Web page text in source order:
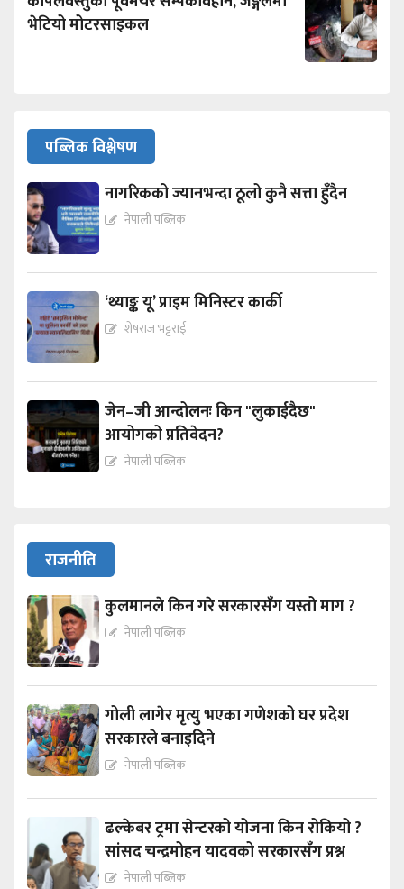
भेटियो मोटरसाइकल
पब्लिक विश्लेषण
नागरिकको ज्यानभन्दा ठूलो कुनै सत्ता हुँदैन
नेपाली पब्लिक
‘थ्याङ्क यू’ प्राइम मिनिस्टर कार्की
शेषराज भट्टराई
जेन–जी आन्दोलनः किन "लुकाईदैछ"
आयोगको प्रतिवेदन?
नेपाली पब्लिक
राजनीति
कुलमानले किन गरे सरकारसँग यस्तो माग ?
नेपाली पब्लिक
गोली लागेर मृत्यु भएका गणेशको घर प्रदेश
सरकारले बनाइदिने
नेपाली पब्लिक
ढल्केबर ट्रमा सेन्टरको योजना किन रोकियो ?
सांसद चन्द्रमोहन यादवको सरकारसँग प्रश्न
नेपाली पब्लिक